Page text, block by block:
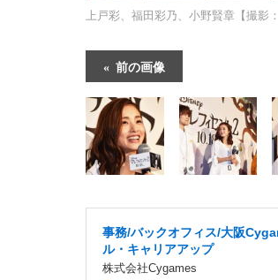
上戸彩、福田彩乃、小野賢章【撮影
前の画像
事務/バックオフィス/大阪
ル・キャリアアップ
株式会社Cygames